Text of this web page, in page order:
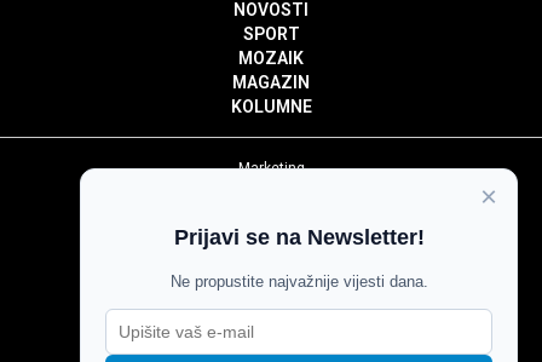
NOVOSTI
SPORT
MOZAIK
MAGAZIN
KOLUMNE
Marketing
Impressum
Pravila komentiranja
Agroglas
×
Prijavi se na Newsletter!
Ne propustite najvažnije vijesti dana.